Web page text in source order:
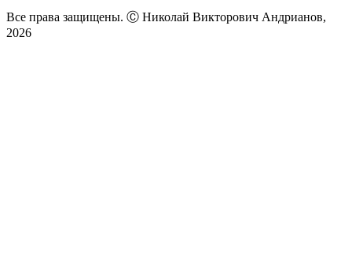
Все права защищены. Ⓒ Николай Викторович Андрианов,
2026